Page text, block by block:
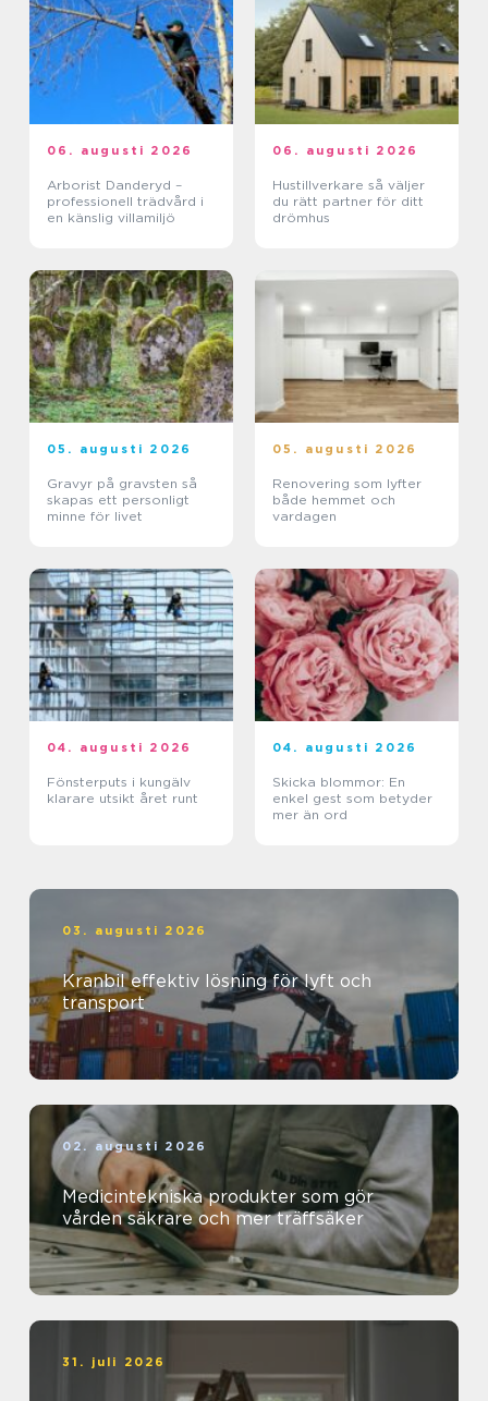
06. augusti 2026
Arborist Danderyd –
professionell trädvård i
en känslig villamiljö
06. augusti 2026
Hustillverkare så väljer
du rätt partner för ditt
drömhus
05. augusti 2026
Gravyr på gravsten så
skapas ett personligt
minne för livet
05. augusti 2026
Renovering som lyfter
både hemmet och
vardagen
04. augusti 2026
Fönsterputs i kungälv
klarare utsikt året runt
04. augusti 2026
Skicka blommor: En
enkel gest som betyder
mer än ord
03. augusti 2026
Kranbil effektiv lösning för lyft och
transport
02. augusti 2026
Medicintekniska produkter som gör
vården säkrare och mer träffsäker
31. juli 2026